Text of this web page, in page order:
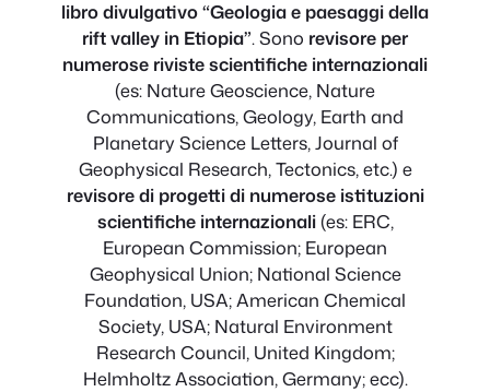
libro divulgativo “Geologia e paesaggi della
rift valley in Etiopia”. Sono revisore per
numerose riviste scientifiche internazionali
(es: Nature Geoscience, Nature
Communications, Geology, Earth and
Planetary Science Letters, Journal of
Geophysical Research, Tectonics, etc.) e
revisoredi progetti di numerose istituzioni
scientifiche internazionali(es: ERC,
European Commission; European
Geophysical Union; National Science
Foundation, USA; American Chemical
Society, USA; Natural Environment
Research Council, United Kingdom;
Helmholtz Association, Germany; ecc).